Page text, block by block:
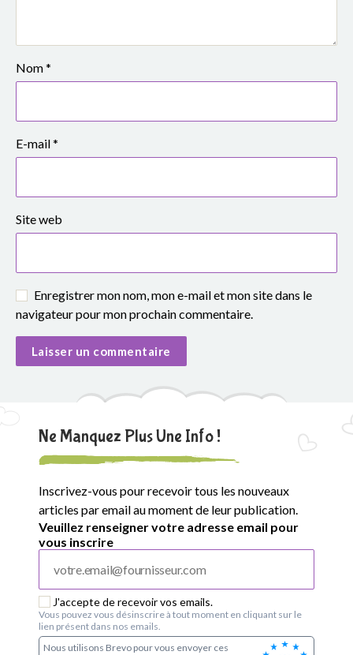
r
o
u
p
e
s
o
l
Nom*
E-mail*
Site web
Enregistrer mon nom, mon e-mail et mon site dans le
navigateur pour mon prochain commentaire.
Ne Manquez Plus Une Info !
Inscrivez-vous pour recevoir tous les nouveaux
articles par email au moment de leur publication.
Veuillez renseigner votre adresse email pour
vous inscrire
J'accepte de recevoir vos emails.
Vous pouvez vous désinscrire à tout moment en cliquant sur le
lien présent dans nos emails.
Nous utilisons Brevo pour vous envoyer ces